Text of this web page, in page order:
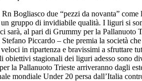
Bogliasco due “pezzi da novanta”
gruppo di invidiabile qualità. I liguri si
al pari di Grummy per la
Piccardo – che premia la società
in ripartenza e bravissimi a sfruttare
obiettivi stagionali dei liguri adesso
la Pallanuoto Trieste arriveranno dagli
mondiale Under 20 persa dall’Italia